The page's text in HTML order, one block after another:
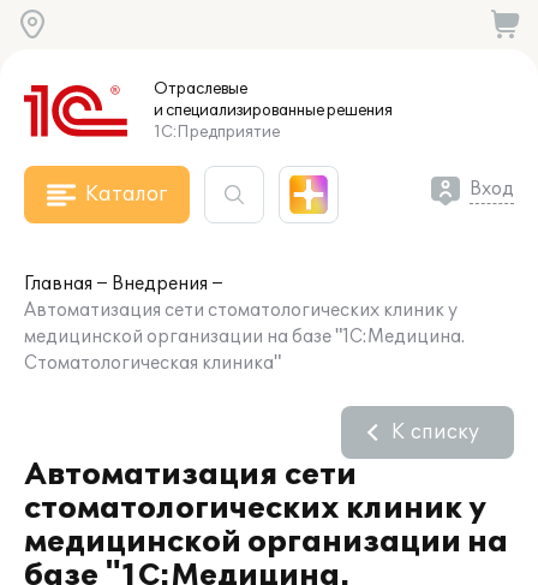
Отраслевые
и специализированныерешения
1С:Предприятие
Каталог Вход
Главная
Внедрения
Автоматизация сети стоматологических клиник у
медицинской организации на базе "1С:Медицина.
Стоматологическая клиника"
Автоматизация сети
стоматологических клиник у
медицинской организации на
базе "1С:Медицина.
К списку